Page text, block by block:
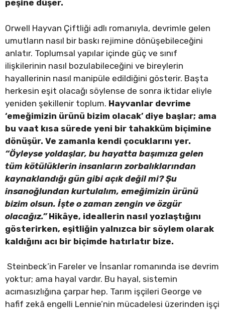
peşine düşer.
Orwell Hayvan Çiftliği adlı romanıyla, devrimle gelen
umutların nasıl bir baskı rejimine dönüşebileceğini
anlatır. Toplumsal yapılar içinde güç ve sınıf
ilişkilerinin nasıl bozulabileceğini ve bireylerin
hayallerinin nasıl manipüle edildiğini gösterir. Başta
herkesin eşit olacağı söylense de sonra iktidar eliyle
yeniden şekillenir toplum. Hayvanlar devrime
‘emeğimizin ürünü bizim olacak’ diye başlar; ama
bu vaat kısa sürede yeni bir tahakküm biçimine
dönüşür. Ve zamanla kendi çocuklarını yer.
“Öyleyse yoldaşlar, bu hayatta başımıza gelen
tüm kötülüklerin insanların zorbalıklarından
kaynaklandığı gün gibi açık değil mi? Şu
insanoğlundan kurtulalım, emeğimizin ürünü
bizim olsun. İşte o zaman zengin ve özgür
olacağız.”Hikâye, ideallerin nasıl yozlaştığını
gösterirken, eşitliğin yalnızca bir söylem olarak
kaldığını acı bir biçimde hatırlatır bize.
Steinbeck’in Fareler ve İnsanlar romanında ise devrim
yoktur; ama hayal vardır. Bu hayal, sistemin
acımasızlığına çarpar hep. Tarım işçileri George ve
hafif zekâ engelli Lennie’nin mücadelesi üzerinden işçi